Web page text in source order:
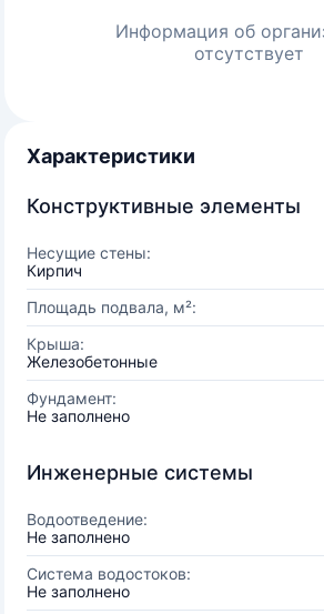
Информация об
отсутствует
Характеристики
Конструктивные элементы
Несущие стены:
Кирпич
Площадь подвала, м²:
Крыша:
Железобетонные
Фундамент:
Не заполнено
Инженерные системы
Водоотведение:
Не заполнено
Система водостоков:
Не заполнено